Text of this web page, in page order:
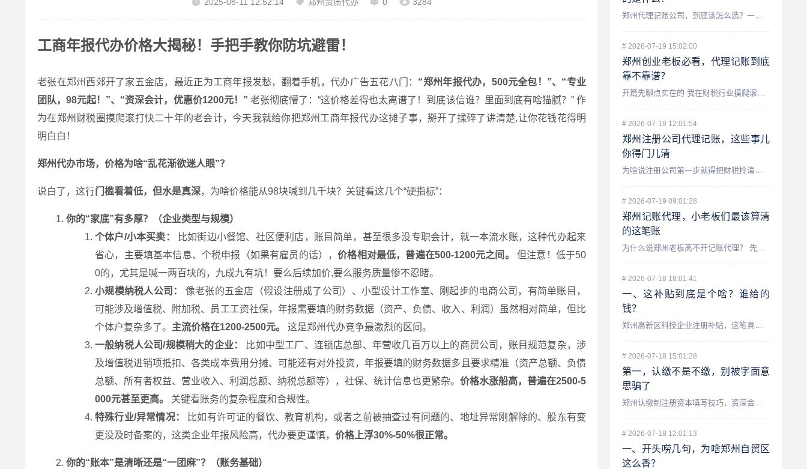
2025-08-11 12:52:14 郑州资质代办 0 3284
工商年报代办价格大揭秘！手把手教你防坑避雷！
老张在郑州西郊开了家五金店，最近正为工商年报发愁，翻着手机，代办广告五花八门： “郑州年报代办，500元全包！”、“专业
团队，98元起！”、“资深会计，优惠价1200元！” 老张彻底懵了：“这价格差得也太离谱了！到底该信谁？里面到底有啥猫腻？” 作
为在郑州财税圈摸爬滚打快二十年的老会计，今天我就给你把郑州工商年报代办这摊子事，掰开了揉碎了讲清楚,让你花钱花得明
明白白！
郑州代办市场，价格为啥“乱花渐欲迷人眼”？
说白了，这行门槛看着低，但水是真深，为啥价格能从98块喊到几千块？关键看这几个“硬指标”：
你的“家底”有多厚？（企业类型与规模）
个体户/小本买卖：
比如街边小餐馆、社区便利店，账目简单，甚至很多没专职会计，就一本流水账，这种代办起来
省心，主要填基本信息、个税申报（如果有雇员的话），价格相对最低，普遍在500-1200元之间。
但注意！低于50
0的，尤其是喊一两百块的，九成九有坑！要么后续加价,要么服务质量惨不忍睹。
小规模纳税人公司：
像老张的五金店（假设注册成了公司）、小型设计工作室、刚起步的电商公司，有简单账目，
可能涉及增值税、附加税、员工工资社保，年报需要填的财务数据（资产、负债、收入、利润）虽然相对简单，但比
个体户复杂多了。 主流价格在1200-2500元。
这是郑州代办竞争最激烈的区间。
一般纳税人公司/规模稍大的企业：
比如中型工厂、连锁店总部、年营收几百万以上的商贸公司，账目规范复杂，涉
及增值税进销项抵扣、各类成本费用分摊、可能还有对外投资，年报要填的财务数据多且要求精准（资产总额、负债
总额、所有者权益、营业收入、利润总额、纳税总额等），社保、统计信息也更繁杂。 价格水涨船高，普遍在2500-5
000元甚至更高。
关键看账务的复杂程度和合规性。
特殊行业/异常情况：
比如有许可证的餐饮、教育机构，或者之前被抽查过有问题的、地址异常刚解除的、股东有变
更没及时备案的，这类企业年报风险高，代办要更谨慎， 价格上浮30%-50%很正常。
你的“账本”是清晰还是“一团麻”？（账务基础）
# 2026-07-19 15:02:00
郑州创业老板必看，代理记账到底
靠不靠谱？
# 2026-07-19 12:01:54
郑州注册公司代理记账，这些事儿
你得门儿清
# 2026-07-19 09:01:28
郑州记账代理，小老板们最该算清
的这笔账
# 2026-07-18 18:01:41
一、这补贴到底是个啥？谁给的
钱？
# 2026-07-18 15:01:28
第一，认缴不是不缴，别被字面意
思骗了
# 2026-07-18 12:01:13
一、开头唠几句，为啥郑州自贸区
这么香？